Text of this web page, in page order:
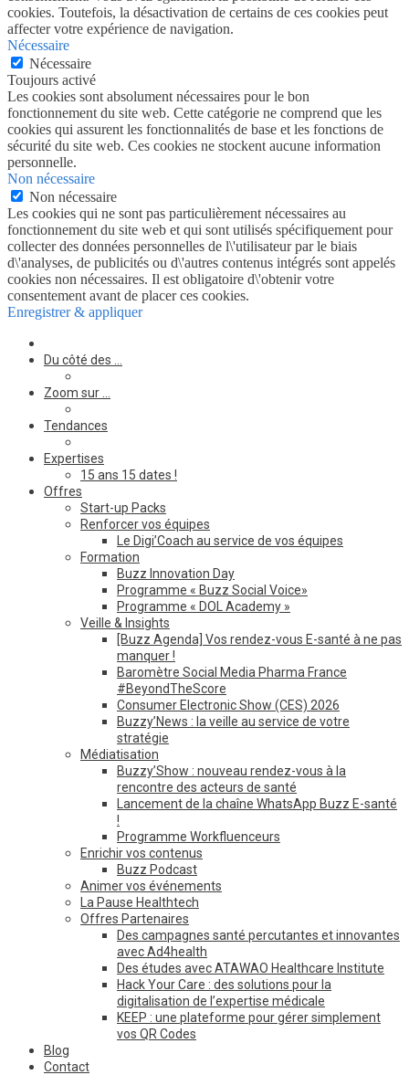
cookies. Toutefois, la désactivation de certains de ces cookies peut
affecter votre expérience de navigation.
Nécessaire
Nécessaire
Toujours activé
Les cookies sont absolument nécessaires pour le bon
fonctionnement du site web. Cette catégorie ne comprend que les
cookies qui assurent les fonctionnalités de base et les fonctions de
sécurité du site web. Ces cookies ne stockent aucune information
personnelle.
Non nécessaire
Non nécessaire
Les cookies qui ne sont pas particulièrement nécessaires au
fonctionnement du site web et qui sont utilisés spécifiquement pour
collecter des données personnelles de l\'utilisateur par le biais
d\'analyses, de publicités ou d\'autres contenus intégrés sont appelés
cookies non nécessaires. Il est obligatoire d\'obtenir votre
consentement avant de placer ces cookies.
Enregistrer & appliquer
Du côté des …
Zoom sur …
Tendances
Expertises
15 ans 15 dates !
Offres
Start-up Packs
Renforcer vos équipes
Le Digi’Coach au service de vos équipes
Formation
Buzz Innovation Day
Programme « Buzz Social Voice»
Programme « DOL Academy »
Veille & Insights
[Buzz Agenda] Vos rendez-vous E-santé à ne pas
manquer !
Baromètre Social Media Pharma France
#BeyondTheScore
Consumer Electronic Show (CES) 2026
Buzzy’News : la veille au service de votre
stratégie
Médiatisation
Buzzy’Show : nouveau rendez-vous à la
rencontre des acteurs de santé
Lancement de la chaîne WhatsApp Buzz E-santé
!
Programme Workfluenceurs
Enrichir vos contenus
Buzz Podcast
Animer vos événements
La Pause Healthtech
Offres Partenaires
Des campagnes santé percutantes et innovantes
avec Ad4health
Des études avec ATAWAO Healthcare Institute
Hack Your Care : des solutions pour la
digitalisation de l’expertise médicale
KEEP : une plateforme pour gérer simplement
vos QR Codes
Blog
Contact